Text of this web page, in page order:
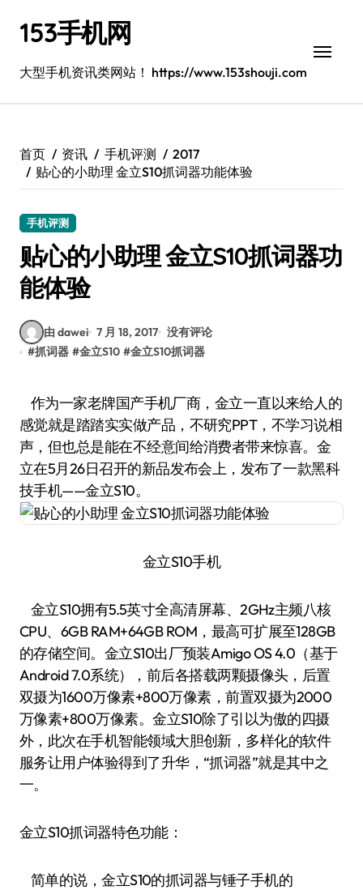
153手机网
大型手机资讯类网站！ https://www.153shouji.com
首页 资讯 手机评测
2017
贴心的小助理 金立S10抓词器功能体验
手机评测
贴心的小助理 金立S10抓词器功
能体验
由 dawei 7 月 18, 2017 没有评论
#抓词器 #金立S10 #金立S10抓词器
作为一家老牌国产手机厂商，金立一直以来给人的
感觉就是踏踏实实做产品，不研究PPT，不学习说相
声，但也总是能在不经意间给消费者带来惊喜。金
立在5月26日召开的新品发布会上，发布了一款黑科
技手机——金立S10。
金立S10手机
金立S10拥有5.5英寸全高清屏幕、2GHz主频八核
CPU、6GB RAM+64GB ROM，最高可扩展至128GB
的存储空间。金立S10出厂预装Amigo OS 4.0（基于
Android 7.0系统），前后各搭载两颗摄像头，后置
双摄为1600万像素+800万像素，前置双摄为2000
万像素+800万像素。金立S10除了引以为傲的四摄
外，此次在手机智能领域大胆创新，多样化的软件
服务让用户体验得到了升华，“抓词器”就是其中之
一。
金立S10抓词器特色功能：
简单的说，金立S10的抓词器与锤子手机的